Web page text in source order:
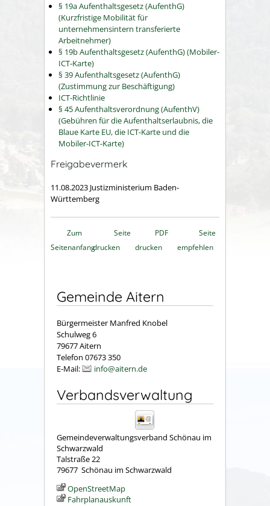
§ 19a Aufenthaltsgesetz (AufenthG)
(Kurzfristige Mobilität für
unternehmensintern transferierte
Arbeitnehmer)
§ 19b Aufenthaltsgesetz (AufenthG) (Mobiler-
ICT-Karte)
§ 39 Aufenthaltsgesetz (AufenthG)
(Zustimmung zur Beschäftigung)
ICT-Richtlinie
§ 45 Aufenthaltsverordnung (AufenthV)
(Gebühren für die Aufenthaltserlaubnis, die
Blaue Karte EU, die ICT-Karte und die
Mobiler-ICT-Karte)
Freigabevermerk
11.08.2023 Justizministerium Baden-
Württemberg
Zum
Seitenanfang
Seite
drucken
PDF
drucken
Seite
empfehlen
Gemeinde Aitern
Bürgermeister Manfred Knobel
Schulweg 6
79677 Aitern
Telefon 07673 350
E-Mail:
info@aitern.de
Verbandsverwaltung
Gemeindeverwaltungsverband Schönau im
Schwarzwald
Talstraße 22
79677 Schönau im Schwarzwald
OpenStreetMap
Fahrplanauskunft